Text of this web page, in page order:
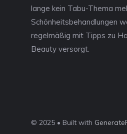
lange kein Tabu-Thema
Schönheitsbehandlungen
regelmäßig mit Tipps zu
Beauty versorgt.
© 2025 • Built with